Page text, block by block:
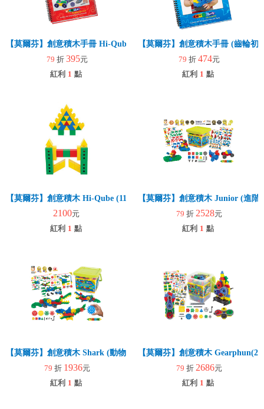
【莫爾芬】創意積木手冊 Hi-Qube
79 折 395元
紅利 1 點
【莫爾芬】創意積木手冊 (齒輪初
79 折 474元
紅利 1 點
【莫爾芬】創意積木 Hi-Qube (110pcs)(幼兒建構)
2100元
紅利 1 點
【莫爾芬】創意積木 Junior (進階
79 折 2528元
紅利 1 點
【莫爾芬】創意積木 Shark (動物創意)
79 折 1936元
紅利 1 點
【莫爾芬】創意積木
79 折 2686元
紅利 1 點